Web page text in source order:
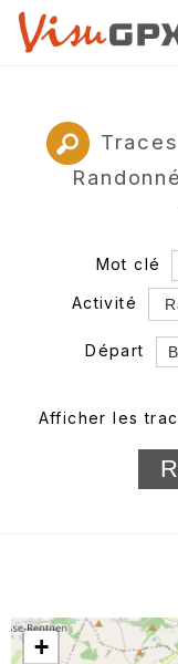
Mot clé
Activité
Départ
Département
Longueur min/
Trier par
Afficher les
+